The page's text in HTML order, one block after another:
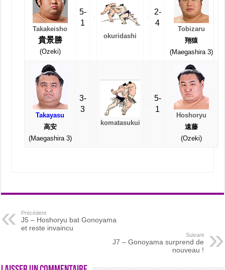
Takakeisho
貴景勝
(Ozeki)
5-
1
okuridashi
2-
4
Tobizaru
翔猿
(Maegashira 3)
Takayasu
高安
(Maegashira 3)
3-
3
komatasukui
5-
1
Hoshoryu
遠藤
(Ozeki)
Précédent
J5 – Hoshoryu bat Gonoyama
et reste invaincu
Suivant
J7 – Gonoyama surprend de
nouveau !